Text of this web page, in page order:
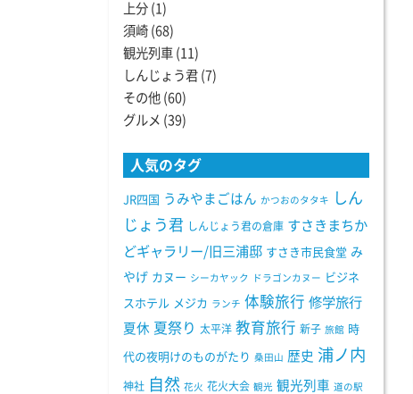
上分 (1)
須崎 (68)
観光列車 (11)
しんじょう君 (7)
その他 (60)
グルメ (39)
人気のタグ
JR四国 うみやまごはん かつおのタタキ
しん
じょう君
しんじょう君の倉庫 すさきまちか
どギャラリー/旧三浦邸 すさき市民食堂 み
やげ カヌー シーカヤック ドラゴンカヌー ビジネ
スホテル メジカ ランチ 体験旅行 修学旅行
夏休 夏祭り 太平洋 教育旅行 新子 旅館 時
代の夜明けのものがたり 桑田山 歴史 浦ノ内
神社 自然 花火 花火大会 観光 観光列車 道の駅